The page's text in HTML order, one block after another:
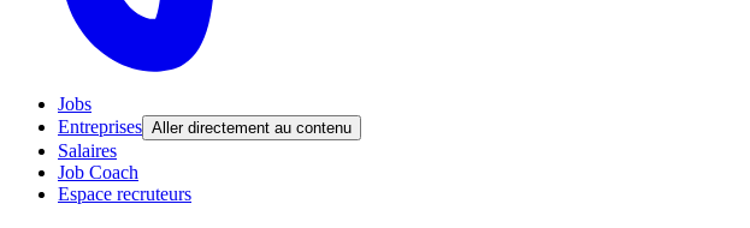
Jobs
Entreprises Aller directement au contenu
Salaires
Job Coach
Espace recruteurs